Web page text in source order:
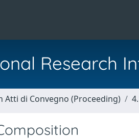
Research
Atti di Convegno (Proceeding)